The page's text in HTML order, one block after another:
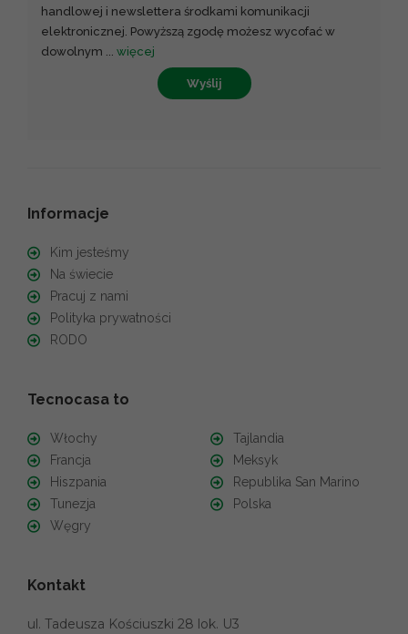
handlowej i newslettera środkami komunikacji
elektronicznej. Powyższą zgodę możesz wycofać w
dowolnym ... więcej
Wyślij
Informacje
Kim jesteśmy
Na świecie
Pracuj z nami
Polityka prywatności
RODO
Tecnocasa to
Włochy
Francja
Hiszpania
Tunezja
Węgry
Tajlandia
Meksyk
Republika San Marino
Polska
Kontakt
ul. Tadeusza Kościuszki 28 lok. U3